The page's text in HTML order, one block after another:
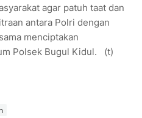
agar patuh taat dan
antara Polri dengan
menciptakan
Polsek Bugul Kidul. (t)